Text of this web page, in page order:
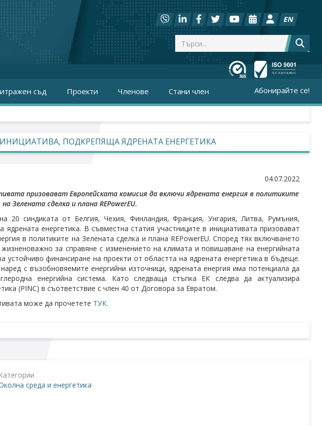
EN
съд Проекти Членове Стани член Абонирайте се!
ПОДКРЕПЯЩА ЯДРЕНАТА ЕНЕРГЕТИКА
04.07.2022
призовават Европейската комисия да включи ядрената енергия в политиките
на Зелената сделка и плана REPowerEU.
20 синдиката от Белгия, Чехия, Финландия, Франция, Унгария, Литва, Румъния,
енергетика. В съвместна статия участниците в инициативата призовават
в политиките на Зелената сделка и плана REPowerEU. Според тях включването
за справяне с изменението на климата и повишаване на енергийната
устойчиво финансиране на проекти от областта на ядрената енергетика в бъдеще.
с възобновяемите енергийни източници, ядрената енергия има потенциала да
енергийна система. Като следваща стъпка ЕК следва да актуализира
(PINC) в съответствие с член 40 от Договора за Евратом.
може да прочетете ТУК.
Категории
среда и енергетика